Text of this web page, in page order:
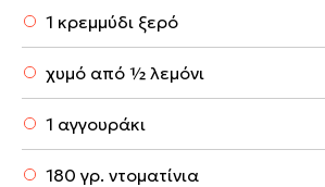
1 κρεμμύδι ξερό
χυμό από ½ λεμόνι
1 αγγουράκι
180 γρ. ντοματίνια